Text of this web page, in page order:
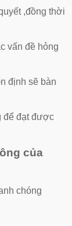
,đồng thời
vấn đề hỏng
định sẽ bàn
để đạt được
của
chóng